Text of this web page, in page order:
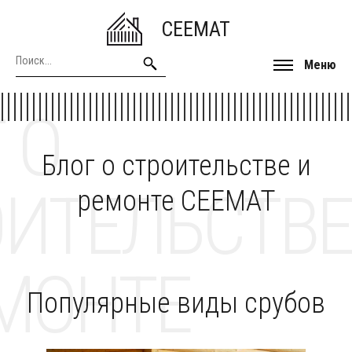
CEEMAT
Меню
Блог о строительстве и
ремонте CEEMAT
О
Популярные виды срубов